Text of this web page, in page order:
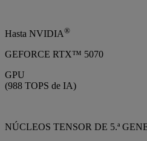
Hasta NVIDIA®
GEFORCE RTX™ 5070
GPU
(988 TOPS de IA)
NÚCLEOS TENSOR DE 5.ª